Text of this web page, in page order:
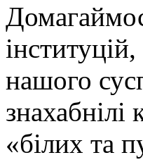
нашого
«білих та